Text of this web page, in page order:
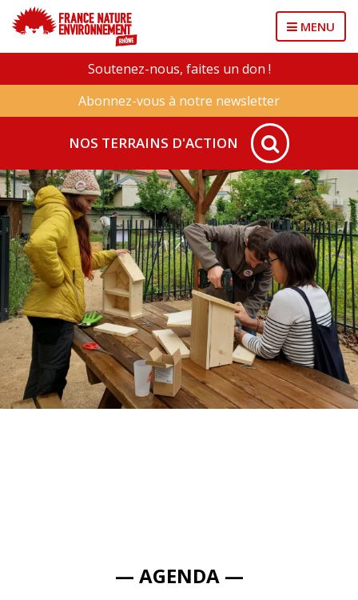
MENU
Soutenez-nous, faites un don !
Abonnez-vous à notre newsletter
NOS TERRAINS D'ACTION
— AGENDA —